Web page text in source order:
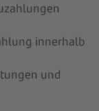
innerhalb
und